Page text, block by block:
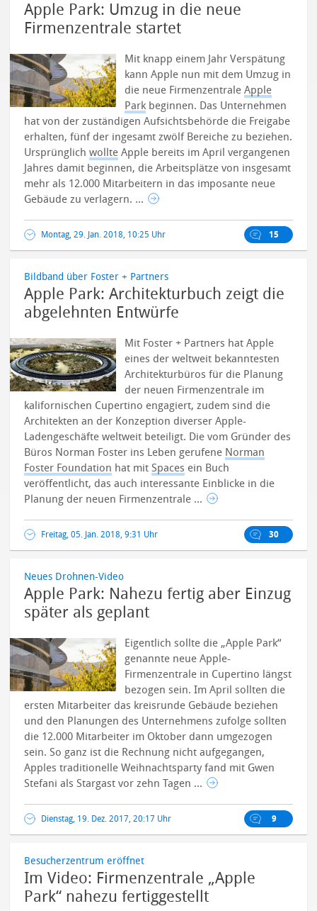
Apple Park: Umzug in die neue
Firmenzentrale startet
Mit knapp einem Jahr Verspätung
kann Apple nun mit dem Umzug in
die neue FirmenzentraleApple
Park beginnen. Das Unternehmen
hat von der zuständigen Aufsichtsbehörde die Freigabe
erhalten, fünf der ingesamt zwölf Bereiche zu beziehen.
Ursprünglichwollte Apple bereits im April vergangenen
Jahres damit beginnen, die Arbeitsplätze von insgesamt
mehr als 12.000 Mitarbeitern in das imposante neue
Gebäude zu verlagern. ...
Montag, 29. Jan. 2018, 10:25 Uhr 15
Bildband über Foster + Partners
Apple Park: Architekturbuch zeigt die
abgelehnten Entwürfe
Mit Foster + Partners hat Apple
eines der weltweit bekanntesten
Architekturbüros für die Planung
der neuen Firmenzentrale im
kalifornischen Cupertino engagiert, zudem sind die
Architekten an der Konzeption diverser Apple-
Ladengeschäfte weltweit beteiligt. Die vom Gründer des
Büros Norman Foster ins Leben gerufene Norman
Foster Foundation hat mitSpaces ein Buch
veröffentlicht, das auch interessante Einblicke in die
Planung der neuen Firmenzentrale ...
Freitag, 05. Jan. 2018, 9:31 Uhr 30
Neues Drohnen-Video
Apple Park: Nahezu fertig aber Einzug
später als geplant
Eigentlich sollte die „Apple Park“
genannte neue Apple-
Firmenzentrale in Cupertino längst
bezogen sein. Im April sollten die
ersten Mitarbeiter das kreisrunde Gebäude beziehen
und den Planungen des Unternehmens zufolge sollten
die 12.000 Mitarbeiter im Oktober dann umgezogen
sein. So ganz ist die Rechnung nicht aufgegangen,
Apples traditionelle Weihnachtsparty fand mit Gwen
Stefani als Stargast vor zehn Tagen ...
Dienstag, 19. Dez. 2017, 20:17 Uhr 9
Besucherzentrum eröffnet
Im Video: Firmenzentrale „Apple
Park“ nahezu fertiggestellt